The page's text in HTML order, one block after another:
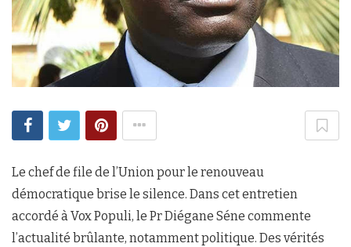
Le chef de file de l’Union pour le renouveau
démocratique brise le silence. Dans cet entretien
accordé à Vox Populi, le Pr Diégane Séne commente
l’actualité brûlante, notamment politique. Des vérités